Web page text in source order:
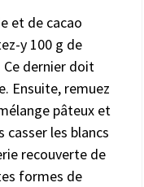
et de cacao
y 100 g de
Ce dernier doit
Ensuite, remuez
pâteux et
les blancs
recouverte de
formes de